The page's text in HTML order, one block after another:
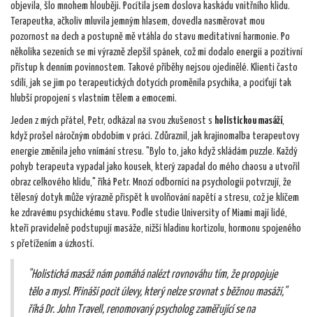
objevila, šlo mnohem hlouběji. Pocítila jsem doslova kaskádu vnitřního klidu.
Terapeutka, ačkoliv mluvila jemným hlasem, dovedla nasměrovat mou
pozornost na dech a postupně mě vtáhla do stavu meditativní harmonie. Po
několika sezeních se mi výrazně zlepšil spánek, což mi dodalo energii a pozitivní
přístup k denním povinnostem. Takové příběhy nejsou ojedinělé. Klienti často
sdílí, jak se jim po terapeutických dotycích proměnila psychika, a pociťují tak
hlubší propojení s vlastním tělem a emocemi.
Jeden z mých přátel, Petr, odkázal na svou zkušenost s holistickou masáží,
když prošel náročným obdobím v práci. Zdůraznil, jak krajinomalba terapeutovy
energie změnila jeho vnímání stresu. "Bylo to, jako když skládám puzzle. Každý
pohyb terapeuta vypadal jako kousek, který zapadal do mého chaosu a utvořil
obraz celkového klidu," říká Petr. Mnozí odborníci na psychologii potvrzují, že
tělesný dotyk může výrazně přispět k uvolňování napětí a stresu, což je klíčem
ke zdravému psychickému stavu. Podle studie University of Miami mají lidé,
kteří pravidelně podstupují masáže, nižší hladinu kortizolu, hormonu spojeného
s přetížením a úzkostí.
"Holistická masáž nám pomáhá nalézt rovnováhu tím, že propojuje
tělo a mysl. Přináší pocit úlevy, který nelze srovnat s běžnou masáží,"
říká Dr. John Travell, renomovaný psycholog zaměřující se na